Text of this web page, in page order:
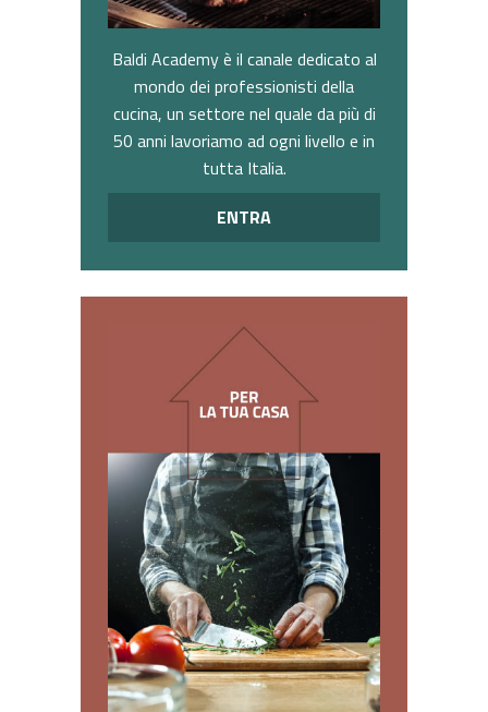
Baldi Academy è il canale dedicato al
mondo dei professionisti della
cucina, un settore nel quale da più di
50 anni lavoriamo ad ogni livello e in
tutta Italia.
ENTRA